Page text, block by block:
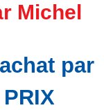
Michel
par